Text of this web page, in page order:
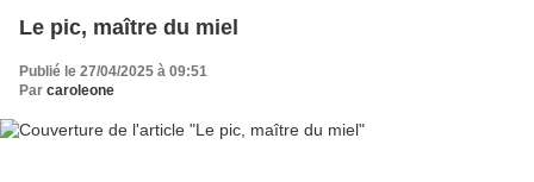
Le pic, maître du miel
Publié le 27/04/2025 à 09:51
Par caroleone